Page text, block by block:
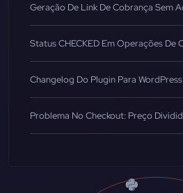
Geração De Link De Cobrança Sem
Status CHECKED Em Operações De
Changelog Do Plugin Para
Problema No Checkout: Preço